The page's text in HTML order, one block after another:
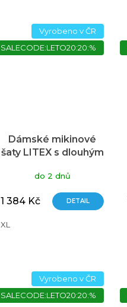
Vyrobeno v ČR
SALECODE:LETO20:20:%
Dámské mikinové
šaty LITEX s dlouhým
do 2 dnů
1 384 Kč DETAIL
XL
Vyrobeno v ČR
SALECODE:LETO20:20:%